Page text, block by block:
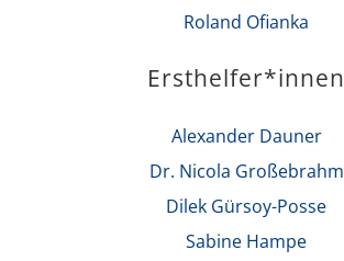
Roland Ofianka
Ersthelfer*innen
Alexander Dauner
Dr. Nicola Großebrahm
Dilek Gürsoy-Posse
Sabine Hampe